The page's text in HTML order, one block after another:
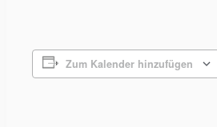
Zum Kalender hinzufügen